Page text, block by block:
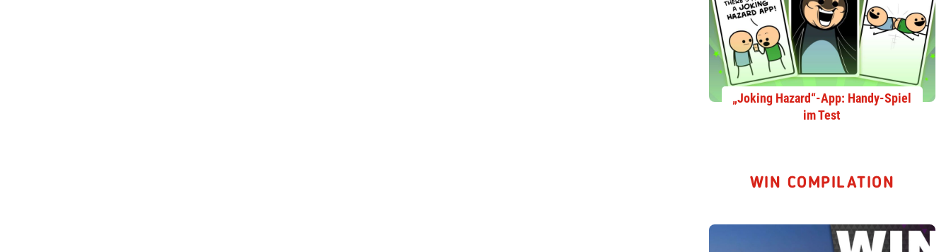
„Joking Hazard“-App: Handy-Spiel
im Test
WIN COMPILATION